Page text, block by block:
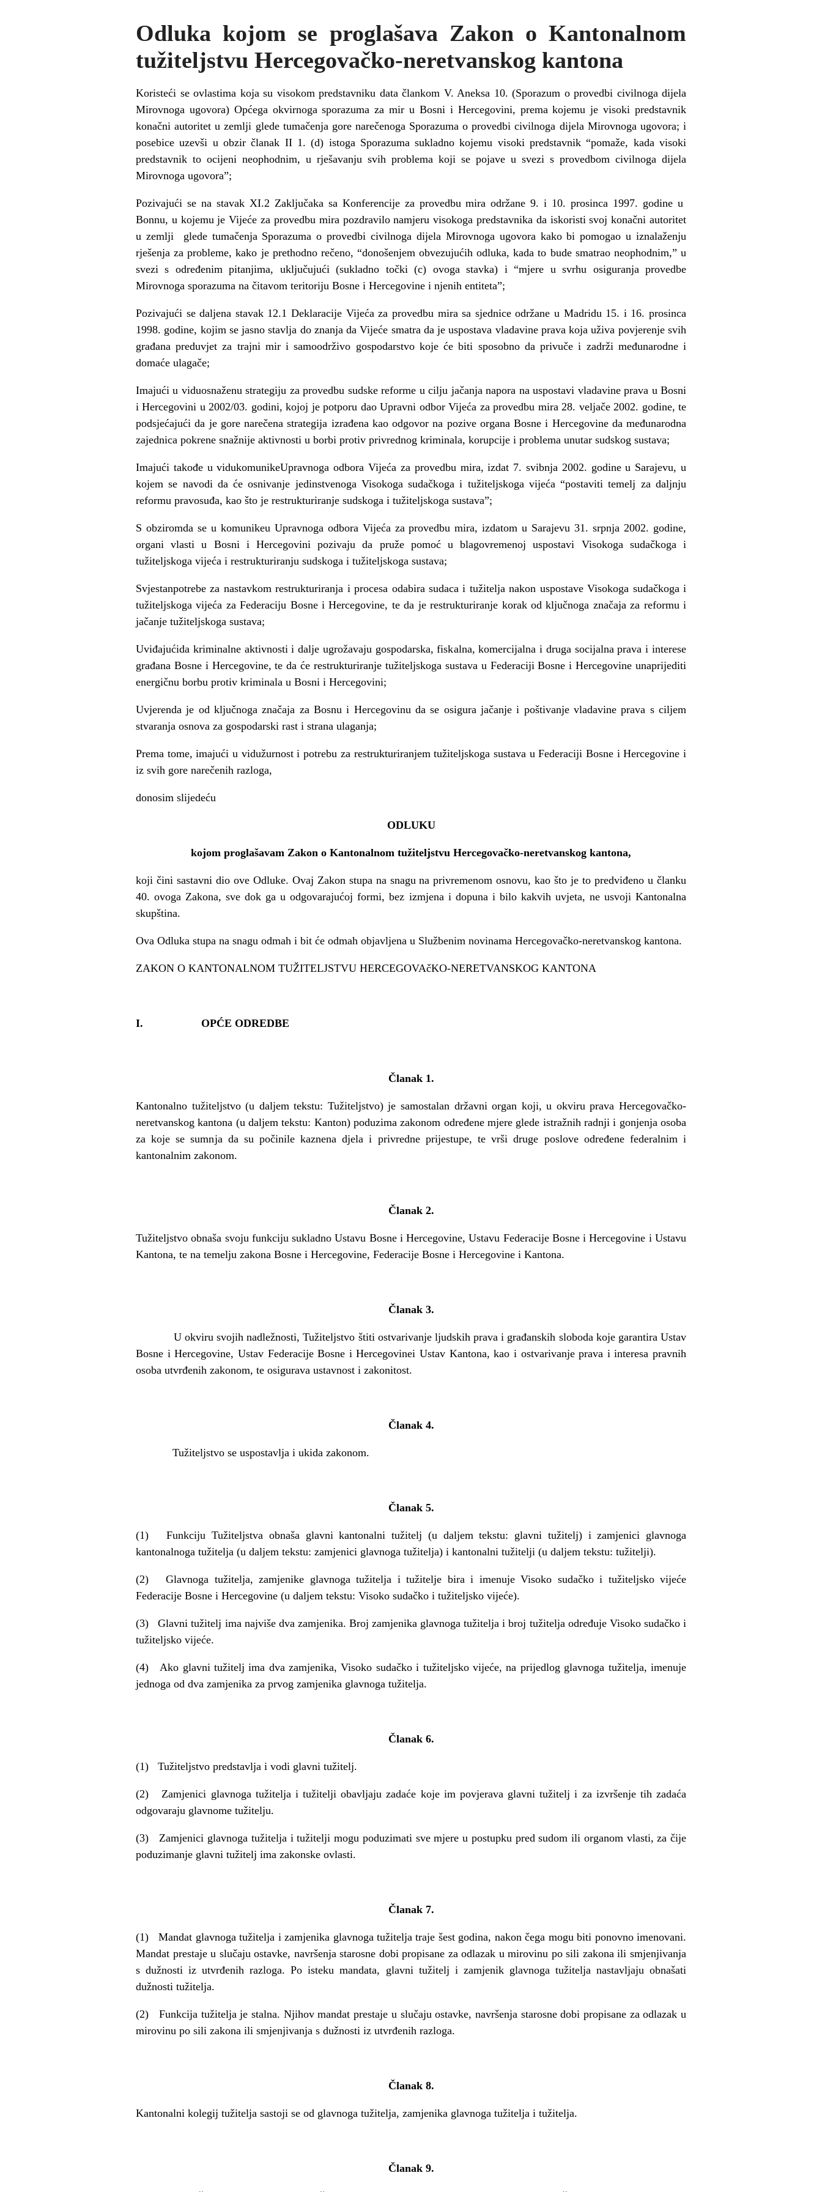
Odluka kojom se proglašava Zakon o Kantonalnom
tužiteljstvu Hercegovačko-neretvanskog kantona
Koristeći se ovlastima koja su visokom predstavniku data člankom V. Aneksa 10. (Sporazum o provedbi civilnoga dijela
Mirovnoga ugovora) Općega okvirnoga sporazuma za mir u Bosni i Hercegovini, prema kojemu je visoki predstavnik
konačni autoritet u zemlji glede tumačenja gore narečenoga Sporazuma o provedbi civilnoga dijela Mirovnoga ugovora; i
posebice uzevši u obzir članak II 1. (d) istoga Sporazuma sukladno kojemu visoki predstavnik “pomaže, kada visoki
predstavnik to ocijeni neophodnim, u rješavanju svih problema koji se pojave u svezi s provedbom civilnoga dijela
Mirovnoga ugovora”;
Pozivajući se na stavak XI.2 Zaključaka sa Konferencije za provedbu mira održane 9. i 10. prosinca 1997. godine u
Bonnu, u kojemu je Vijeće za provedbu mira pozdravilo namjeru visokoga predstavnika da iskoristi svoj konačni autoritet
u zemlji glede tumačenja Sporazuma o provedbi civilnoga dijela Mirovnoga ugovora kako bi pomogao u iznalaženju
rješenja za probleme, kako je prethodno rečeno, “donošenjem obvezujućih odluka, kada to bude smatrao neophodnim,” u
svezi s određenim pitanjima, uključujući (sukladno točki (c) ovoga stavka) i “mjere u svrhu osiguranja provedbe
Mirovnoga sporazuma na čitavom teritoriju Bosne i Hercegovine i njenih entiteta”;
Pozivajući se daljena stavak 12.1 Deklaracije Vijeća za provedbu mira sa sjednice održane u Madridu 15. i 16. prosinca
1998. godine, kojim se jasno stavlja do znanja da Vijeće smatra da je uspostava vladavine prava koja uživa povjerenje svih
građana preduvjet za trajni mir i samoodrživo gospodarstvo koje će biti sposobno da privuče i zadrži međunarodne i
domaće ulagače;
Imajući u viduosnaženu strategiju za provedbu sudske reforme u cilju jačanja napora na uspostavi vladavine prava u Bosni
i Hercegovini u 2002/03. godini, kojoj je potporu dao Upravni odbor Vijeća za provedbu mira 28. veljače 2002. godine, te
podsjećajući da je gore narečena strategija izrađena kao odgovor na pozive organa Bosne i Hercegovine da međunarodna
zajednica pokrene snažnije aktivnosti u borbi protiv privrednog kriminala, korupcije i problema unutar sudskog sustava;
Imajući takođe u vidukomunikeUpravnoga odbora Vijeća za provedbu mira, izdat 7. svibnja 2002. godine u Sarajevu, u
kojem se navodi da će osnivanje jedinstvenoga Visokoga sudačkoga i tužiteljskoga vijeća “postaviti temelj za daljnju
reformu pravosuđa, kao što je restrukturiranje sudskoga i tužiteljskoga sustava”;
S obziromda se u komunikeu Upravnoga odbora Vijeća za provedbu mira, izdatom u Sarajevu 31. srpnja 2002. godine,
organi vlasti u Bosni i Hercegovini pozivaju da pruže pomoć u blagovremenoj uspostavi Visokoga sudačkoga i
tužiteljskoga vijeća i restrukturiranju sudskoga i tužiteljskoga sustava;
Svjestanpotrebe za nastavkom restrukturiranja i procesa odabira sudaca i tužitelja nakon uspostave Visokoga sudačkoga i
tužiteljskoga vijeća za Federaciju Bosne i Hercegovine, te da je restrukturiranje korak od ključnoga značaja za reformu i
jačanje tužiteljskoga sustava;
Uviđajućida kriminalne aktivnosti i dalje ugrožavaju gospodarska, fiskalna, komercijalna i druga socijalna prava i interese
građana Bosne i Hercegovine, te da će restrukturiranje tužiteljskoga sustava u Federaciji Bosne i Hercegovine unaprijediti
energičnu borbu protiv kriminala u Bosni i Hercegovini;
Uvjerenda je od ključnoga značaja za Bosnu i Hercegovinu da se osigura jačanje i poštivanje vladavine prava s ciljem
stvaranja osnova za gospodarski rast i strana ulaganja;
Prema tome, imajući u vidužurnost i potrebu za restrukturiranjem tužiteljskoga sustava u Federaciji Bosne i Hercegovine i
iz svih gore narečenih razloga,
donosim slijedeću
ODLUKU
kojom proglašavam Zakon o Kantonalnom tužiteljstvu Hercegovačko-neretvanskog kantona,
koji čini sastavni dio ove Odluke. Ovaj Zakon stupa na snagu na privremenom osnovu, kao što je to predviđeno u članku
40. ovoga Zakona, sve dok ga u odgovarajućoj formi, bez izmjena i dopuna i bilo kakvih uvjeta, ne usvoji Kantonalna
skupština.
Ova Odluka stupa na snagu odmah i bit će odmah objavljena u Službenim novinama Hercegovačko-neretvanskog kantona.
ZAKON O KANTONALNOM TUŽITELJSTVU HERCEGOVAčKO-NERETVANSKOG KANTONA
I. OPĆE ODREDBE
Članak 1.
Kantonalno tužiteljstvo (u daljem tekstu: Tužiteljstvo) je samostalan državni organ koji, u okviru prava Hercegovačko-
neretvanskog kantona (u daljem tekstu: Kanton) poduzima zakonom određene mjere glede istražnih radnji i gonjenja osoba
za koje se sumnja da su počinile kaznena djela i privredne prijestupe, te vrši druge poslove određene federalnim i
kantonalnim zakonom.
Članak 2.
Tužiteljstvo obnaša svoju funkciju sukladno Ustavu Bosne i Hercegovine, Ustavu Federacije Bosne i Hercegovine i Ustavu
Kantona, te na temelju zakona Bosne i Hercegovine, Federacije Bosne i Hercegovine i Kantona.
Članak 3.
U okviru svojih nadležnosti, Tužiteljstvo štiti ostvarivanje ljudskih prava i građanskih sloboda koje garantira Ustav
Bosne i Hercegovine, Ustav Federacije Bosne i Hercegovinei Ustav Kantona, kao i ostvarivanje prava i interesa pravnih
osoba utvrđenih zakonom, te osigurava ustavnost i zakonitost.
Članak 4.
Tužiteljstvo se uspostavlja i ukida zakonom.
Članak 5.
(1) Funkciju Tužiteljstva obnaša glavni kantonalni tužitelj (u daljem tekstu: glavni tužitelj) i zamjenici glavnoga
kantonalnoga tužitelja (u daljem tekstu: zamjenici glavnoga tužitelja) i kantonalni tužitelji (u daljem tekstu: tužitelji).
(2) Glavnoga tužitelja, zamjenike glavnoga tužitelja i tužitelje bira i imenuje Visoko sudačko i tužiteljsko vijeće
Federacije Bosne i Hercegovine (u daljem tekstu: Visoko sudačko i tužiteljsko vijeće).
(3) Glavni tužitelj ima najviše dva zamjenika. Broj zamjenika glavnoga tužitelja i broj tužitelja određuje Visoko sudačko i
tužiteljsko vijeće.
(4) Ako glavni tužitelj ima dva zamjenika, Visoko sudačko i tužiteljsko vijeće, na prijedlog glavnoga tužitelja, imenuje
jednoga od dva zamjenika za prvog zamjenika glavnoga tužitelja.
Članak 6.
(1) Tužiteljstvo predstavlja i vodi glavni tužitelj.
(2) Zamjenici glavnoga tužitelja i tužitelji obavljaju zadaće koje im povjerava glavni tužitelj i za izvršenje tih zadaća
odgovaraju glavnome tužitelju.
(3) Zamjenici glavnoga tužitelja i tužitelji mogu poduzimati sve mjere u postupku pred sudom ili organom vlasti, za čije
poduzimanje glavni tužitelj ima zakonske ovlasti.
Članak 7.
(1) Mandat glavnoga tužitelja i zamjenika glavnoga tužitelja traje šest godina, nakon čega mogu biti ponovno imenovani.
Mandat prestaje u slučaju ostavke, navršenja starosne dobi propisane za odlazak u mirovinu po sili zakona ili smjenjivanja
s dužnosti iz utvrđenih razloga. Po isteku mandata, glavni tužitelj i zamjenik glavnoga tužitelja nastavljaju obnašati
dužnosti tužitelja.
(2) Funkcija tužitelja je stalna. Njihov mandat prestaje u slučaju ostavke, navršenja starosne dobi propisane za odlazak u
mirovinu po sili zakona ili smjenjivanja s dužnosti iz utvrđenih razloga.
Članak 8.
Kantonalni kolegij tužitelja sastoji se od glavnoga tužitelja, zamjenika glavnoga tužitelja i tužitelja.
Članak 9.